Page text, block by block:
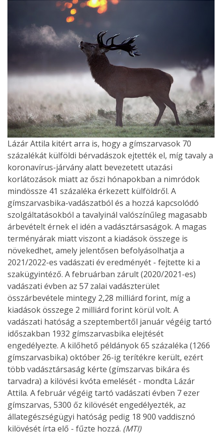
Lázár Attila kitért arra is, hogy a gímszarvasok 70
százalékát külföldi bérvadászok ejtették el, míg tavaly a
koronavírus-járvány alatt bevezetett utazási
korlátozások miatt az őszi hónapokban a nimródok
mindössze 41 százaléka érkezett külföldről. A
gímszarvasbika-vadászatból és a hozzá kapcsolódó
szolgáltatásokból a tavalyinál valószínűleg magasabb
árbevételt érnek el idén a vadásztársaságok. A magas
terményárak miatt viszont a kiadások összege is
növekedhet, amely jelentősen befolyásolhatja a
2021/2022-es vadászati év eredményét - fejtette ki a
szakügyintéző. A februárban zárult (2020/2021-es)
vadászati évben az 57 zalai vadászterület
összárbevétele mintegy 2,28 milliárd forint, míg a
kiadások összege 2 milliárd forint körül volt. A
vadászati hatóság a szeptembertől január végéig tartó
időszakban 1932 gímszarvasbika elejtését
engedélyezte. A kilőhető példányok 65 százaléka (1266
gímszarvasbika) október 26-ig terítékre került, ezért
több vadásztársaság kérte (gímszarvas bikára és
tarvadra) a kilövési kvóta emelését - mondta Lázár
Attila. A február végéig tartó vadászati évben 7 ezer
gímszarvas, 5300 őz kilövését engedélyezték, az
állategészségügyi hatóság pedig 18 900 vaddisznó
kilövését írta elő - fűzte hozzá. (MTI)